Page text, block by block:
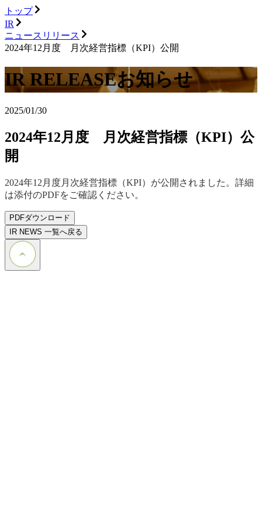
トップ
IR
ニュースリリース
2024年12月度 月次経営指標（KPI）公開
IR RELEASEお知らせ
2025/01/30
2024年12月度 月次経営指標（KPI）公
開
2024年12月度月次経営指標（KPI）が公開されました。詳細
は添付のPDFをご確認ください。
PDFダウンロード
IR NEWS 一覧へ戻る